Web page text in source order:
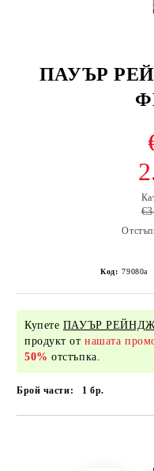
ПАУЪР
Код: 79080а
Купете ПАУЪР
продукт отнашата
50% отстъпка.
Брой части: 1бр.